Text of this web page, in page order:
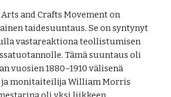
and Crafts Movement on
taidesuuntaus. Se on syntynyt
vastareaktiona teollistumisen
Tämä suuntaus oli
vuosien 1880–1910 välisenä
monitaiteilija William Morris